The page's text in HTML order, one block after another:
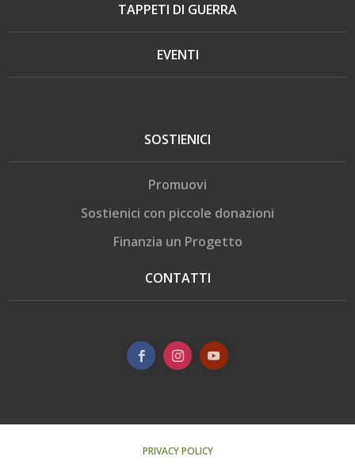
TAPPETI DI GUERRA
EVENTI
SOSTIENICI
Promuovi
Sostienici con piccole donazioni
Finanzia un Progetto
CONTATTI
PRIVACY POLICY